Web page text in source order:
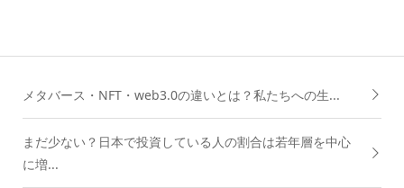
メタバース・NFT・web3.0の違いとは？私たちへの生...
まだ少ない？日本で投資している人の割合は若年層を中心
に増...